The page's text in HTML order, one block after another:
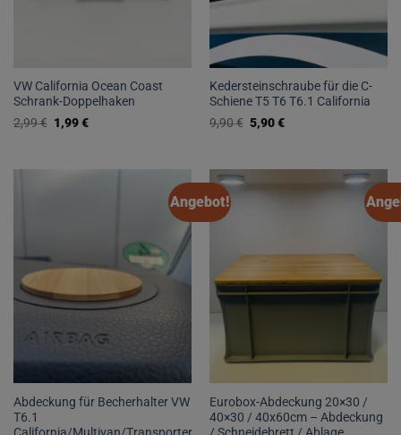
VW California Ocean Coast
Schrank-Doppelhaken
2,99€ Ursprünglicher
Preis
1,99€Aktueller
Kedersteinschraube für die C-
Schiene T5 T6 T6.1 California
9,90€ Ursprünglicher
Preis
5,90€Aktueller
Angebot!
Abdeckung für Becherhalter VW
T6.1
California/Multivan/Transporter
Eurobox-Abdeckung 20×30 /
40×30 / 40x60cm – Abdeckung
/ Schneidebrett / Ablage